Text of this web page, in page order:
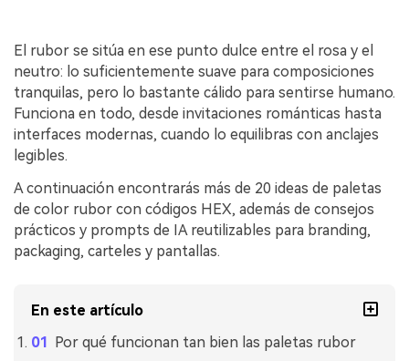
El rubor se sitúa en ese punto dulce entre el rosa y el
neutro: lo suficientemente suave para composiciones
tranquilas, pero lo bastante cálido para sentirse humano.
Funciona en todo, desde invitaciones románticas hasta
interfaces modernas, cuando lo equilibras con anclajes
legibles.
A continuación encontrarás más de 20 ideas de paletas
de color rubor con códigos HEX, además de consejos
prácticos y prompts de IA reutilizables para branding,
packaging, carteles y pantallas.
En este artículo
Por qué funcionan tan bien las paletas rubor